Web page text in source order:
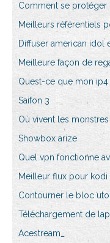
Comment se
Meilleurs référentiels
Diffuser american idol
Meilleure façon de
Quest-ce que mon ip4
Saifon 3
Où vivent les monstres
Showbox arize
Quel vpn fonctionne
Meilleur flux pour kodi
Contourner le bloc
Téléchargement de
Acestream_